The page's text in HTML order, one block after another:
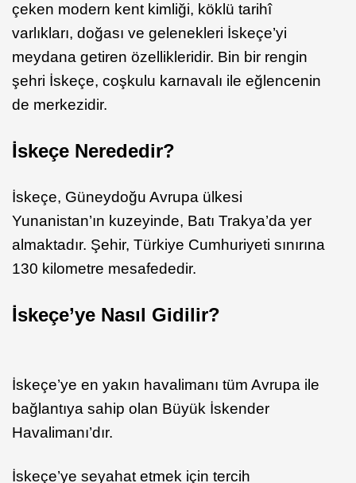
çeken modern kent kimliği, köklü tarihî
varlıkları, doğası ve gelenekleri İskeçe’yi
meydana getiren özellikleridir. Bin bir rengin
şehri İskeçe, coşkulu karnavalı ile eğlencenin
de merkezidir.
İskeçe Nerededir?
İskeçe, Güneydoğu Avrupa ülkesi
Yunanistan’ın kuzeyinde, Batı Trakya’da yer
almaktadır. Şehir, Türkiye Cumhuriyeti sınırına
130 kilometre mesafededir.
İskeçe’ye Nasıl Gidilir?
İskeçe’ye en yakın havalimanı tüm Avrupa ile
bağlantıya sahip olan Büyük İskender
Havalimanı’dır.
İskeçe’ye seyahat etmek için tercih